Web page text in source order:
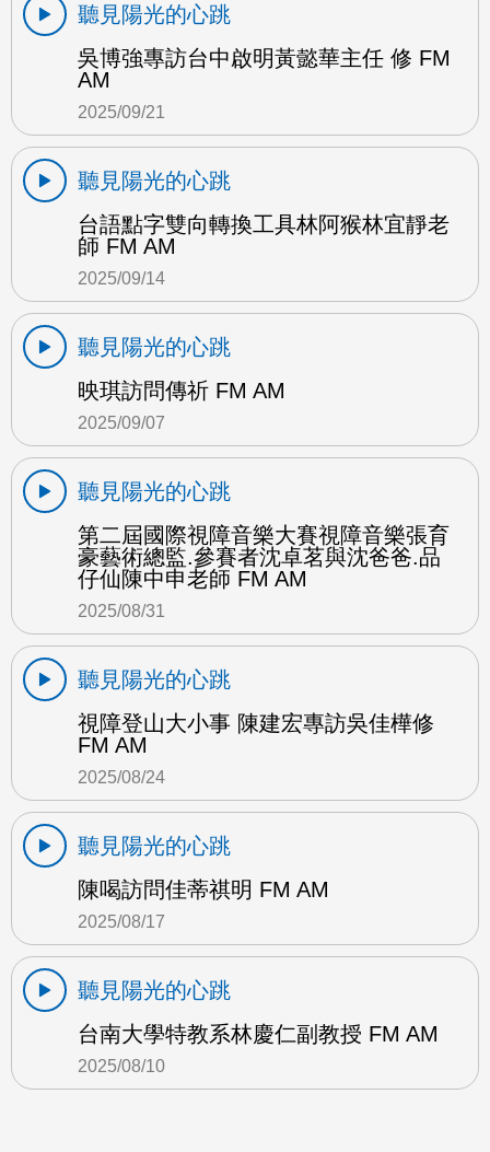
聽見陽光的心跳
吳博強專訪台中啟明黃懿華主任 修 FM
AM
2025/09/21
聽見陽光的心跳
台語點字雙向轉換工具林阿猴林宜靜老
師 FM AM
2025/09/14
聽見陽光的心跳
映琪訪問傳祈 FM AM
2025/09/07
聽見陽光的心跳
第二屆國際視障音樂大賽視障音樂張育
豪藝術總監.參賽者沈卓茗與沈爸爸.品
仔仙陳中申老師 FM AM
2025/08/31
聽見陽光的心跳
視障登山大小事 陳建宏專訪吳佳樺修
FM AM
2025/08/24
聽見陽光的心跳
陳喝訪問佳蒂祺明 FM AM
2025/08/17
聽見陽光的心跳
台南大學特教系林慶仁副教授 FM AM
2025/08/10